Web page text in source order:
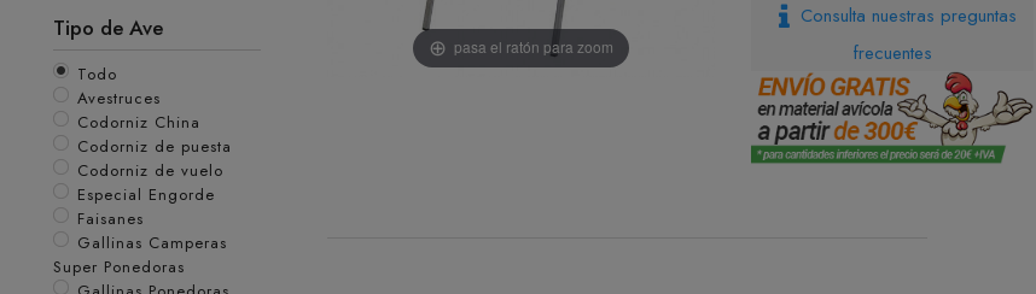
Tipo de Ave
Todo
Avestruces
Codorniz China
Codorniz de puesta
Codorniz de vuelo
Especial Engorde
Faisanes
Gallinas Camperas
Super Ponedoras
pasa el ratón para zoom
Consulta nuestras preguntas
frecuentes